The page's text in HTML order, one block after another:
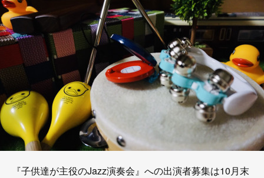
『子供達が主役のJazz演奏会』への出演者募集は10月末